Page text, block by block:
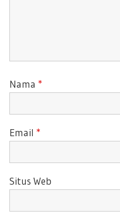
Nama *
Email *
Situs Web